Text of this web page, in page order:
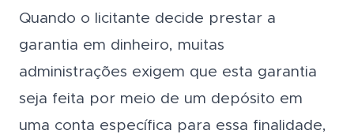
Quando o licitante decide prestar a
garantia em dinheiro, muitas
administrações exigem que esta garantia
seja feita por meio de um depósito em
uma conta específica para essa finalidade,